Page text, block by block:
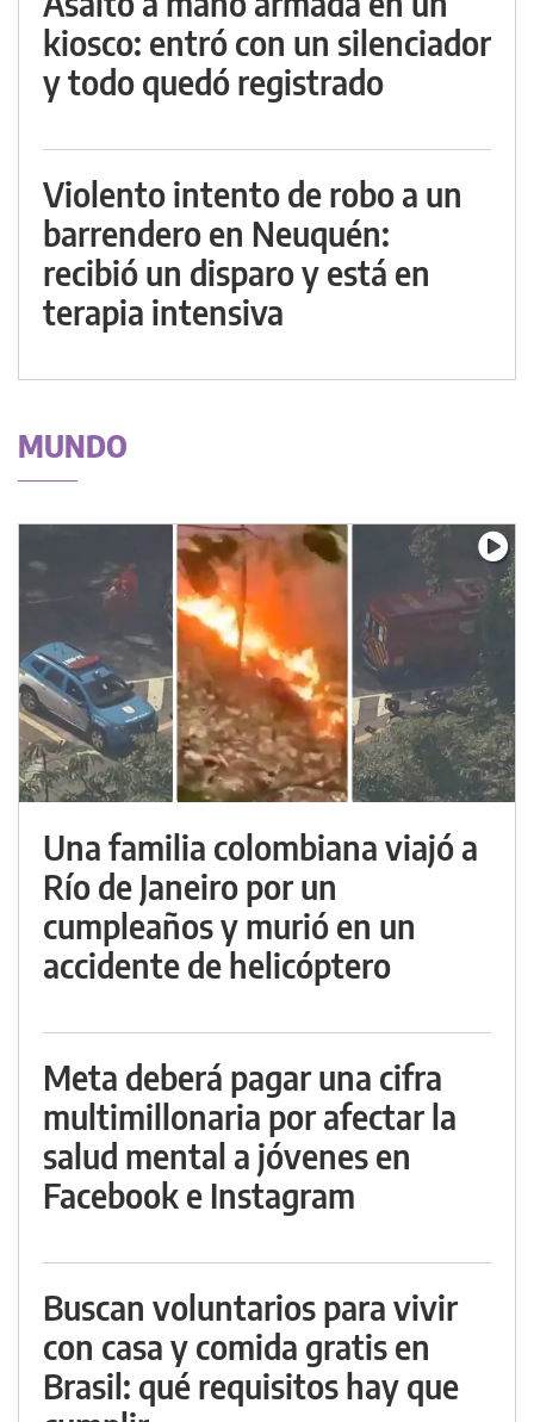
kiosco: entró con un silenciador
y todo quedó registrado
Violento intento de robo a un
barrendero en Neuquén:
recibió un disparo y está en
terapia intensiva
MUNDO
Una familia colombiana viajó a
Río de Janeiro por un
cumpleaños y murió en un
accidente de helicóptero
Meta deberá pagar una cifra
multimillonaria por afectar la
salud mental a jóvenes en
Facebook e Instagram
Buscan voluntarios para vivir
con casa y comida gratis en
Brasil: qué requisitos hay que